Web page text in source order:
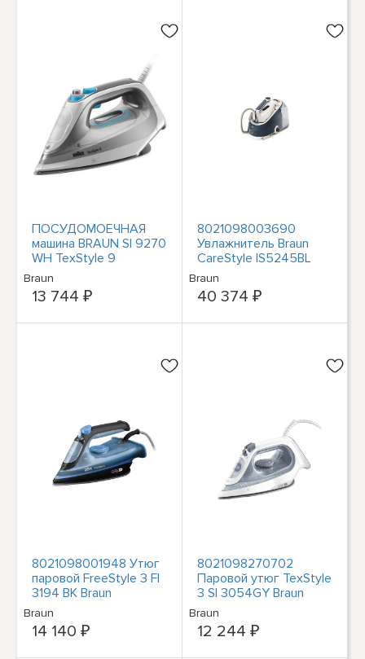
ПОСУДОМОЕЧНАЯ
машина BRAUN SI 9270
WH TexStyle 9
Dampfbügeleisen
(вайсс-грау) #1906924
Braun
13 744 ₽
8021098003690
Увлажнитель Braun
CareStyle IS5245BL
Braun
Braun
40 374 ₽
8021098001948 Утюг
паровой FreeStyle 3 FI
3194 BK Braun
Braun
14 140 ₽
8021098270702
Паровой утюг TexStyle
3 SI 3054GY Braun
Braun
12 244 ₽